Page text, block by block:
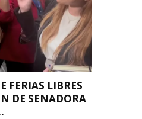
FERIAS LIBRES
DE SENADORA